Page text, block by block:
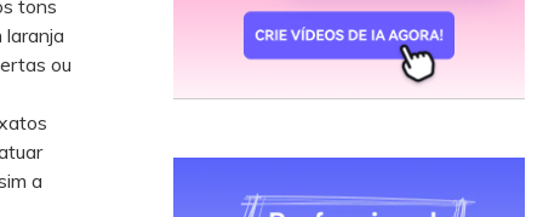
tons
laranja
ou
a